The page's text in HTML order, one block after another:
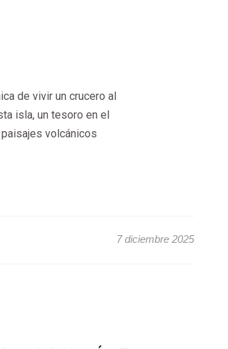
de vivir un crucero al
isla, un tesoro en el
volcánicos
7 diciembre 2025